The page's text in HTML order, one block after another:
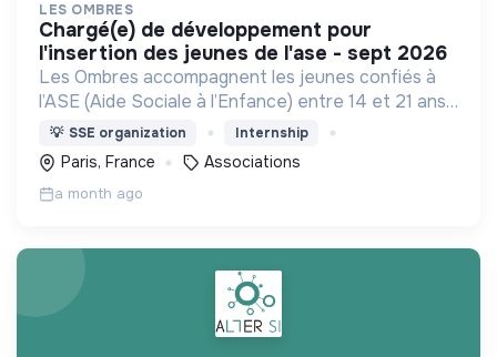
LES OMBRES
chargé(e) de développement pour
l'insertion des jeunes de l'ase - sept 2026
Les Ombres accompagnent les jeunes confiés à
l’ASE (Aide Sociale à l’Enfance) entre 14 et 21 ans
à accéder au monde académique et professionnel
pour trouver leur place dans notre société.
💡 SSE organization Internship
Paris, France Associations
a month ago